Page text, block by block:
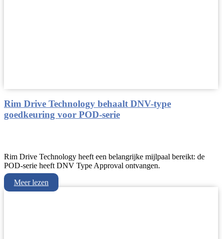
Rim Drive Technology behaalt DNV-type
goedkeuring voor POD-serie
Rim Drive Technology heeft een belangrijke mijlpaal bereikt: de
POD-serie heeft DNV Type Approval ontvangen.
Meer lezen